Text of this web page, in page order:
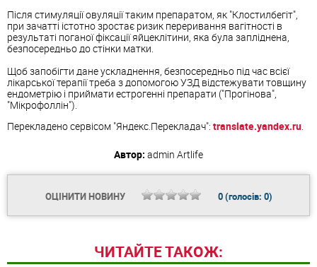
Після стимуляції овуляції таким препаратом, як "Клостилбегіт",
при зачатті істотно зростає ризик переривання вагітності в
результаті поганої фіксації яйцеклітини, яка була запліднена,
безпосередньо до стінки матки.
Щоб запобігти дане ускладнення, безпосередньо під час всієї
лікарської терапії треба з допомогою УЗД відстежувати товщину
ендометрію і приймати естрогенні препарати ("Прогінова",
"Мікрофоллін").
Перекладено сервісом "Яндекс.Перекладач": translate.yandex.ru.
Автор: admin Artlife
ОЦІНИТИ НОВИНУ 0(голосів: 0)
ЧИТАЙТЕ ТАКОЖ: